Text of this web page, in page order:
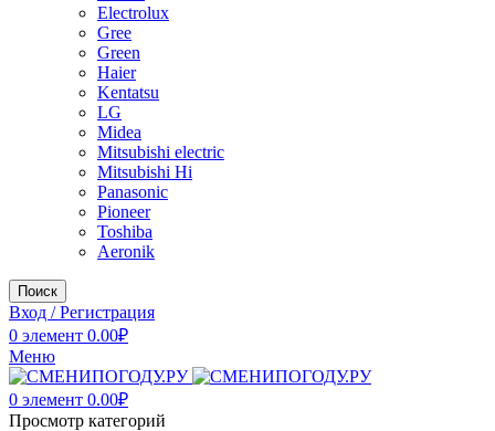
Electrolux
Gree
Green
Haier
Kentatsu
LG
Midea
Mitsubishi electric
Mitsubishi Hi
Panasonic
Pioneer
Toshiba
Аeronik
Поиск
Вход / Регистрация
0 элемент 0.00₽
Меню
0 элемент 0.00₽
Просмотр категорий